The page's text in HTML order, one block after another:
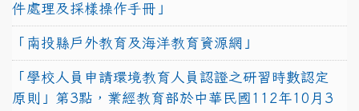
件處理及採樣操作手冊」
「南投縣戶外教育及海洋教育資源網」
「學校人員申請環境教育人員認證之研習時數認定
原則」第3點，業經教育部於中華民國112年10月3